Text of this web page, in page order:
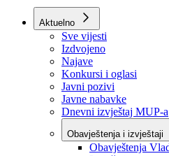
Aktuelno
Sve vijesti
Izdvojeno
Najave
Konkursi i oglasi
Javni pozivi
Javne nabavke
Dnevni izvještaj MUP-a